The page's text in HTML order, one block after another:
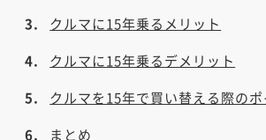
3.
クルマに15年乗るメリット
4.
クルマに15年乗るデメリット
5.
クルマを15年で買い替える際のポ
6.
まとめ